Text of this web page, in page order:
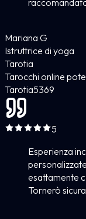
Mariana G
Istruttrice di yoga
Tarotia
Tarocchi online
Tarotia5369
5
Esperienza
esattamente
Tornerò